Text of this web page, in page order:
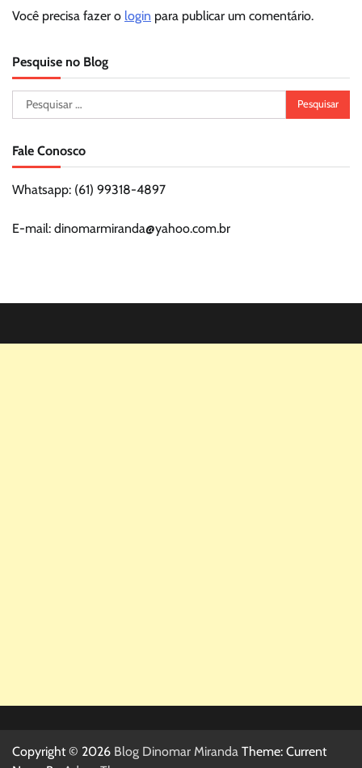
Você precisa fazer o login para publicar um comentário.
Pesquise no Blog
Pesquisar
por:
Fale Conosco
Whatsapp: (61) 99318-4897
E-mail: dinomarmiranda@yahoo.com.br
Copyright © 2026 Blog Dinomar Miranda Theme: Current